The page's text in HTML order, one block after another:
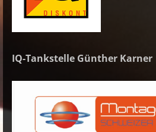
IQ-Tankstelle Günther Karner